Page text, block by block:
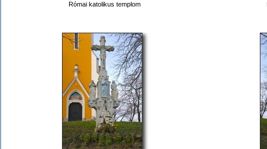
Római katolikus templom